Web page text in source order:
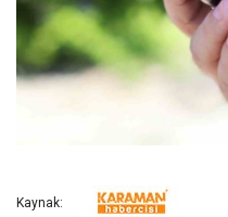
Kaynak: